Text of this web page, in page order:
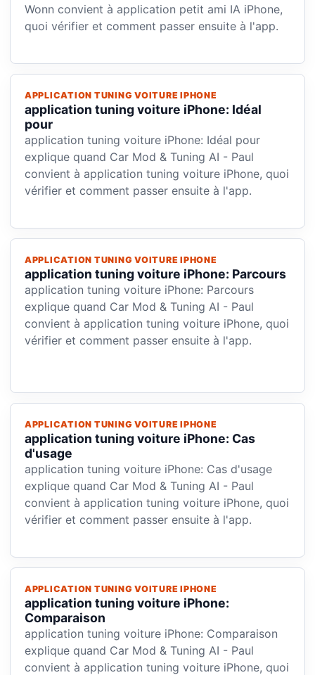
Wonn convient à application petit ami IA iPhone,
quoi vérifier et comment passer ensuite à l'app.
APPLICATION TUNING VOITURE IPHONE
application tuning voiture iPhone: Idéal
pour
application tuning voiture iPhone: Idéal pour
explique quand Car Mod & Tuning AI - Paul
convient à application tuning voiture iPhone, quoi
vérifier et comment passer ensuite à l'app.
APPLICATION TUNING VOITURE IPHONE
application tuning voiture iPhone: Parcours
application tuning voiture iPhone: Parcours
explique quand Car Mod & Tuning AI - Paul
convient à application tuning voiture iPhone, quoi
vérifier et comment passer ensuite à l'app.
APPLICATION TUNING VOITURE IPHONE
application tuning voiture iPhone: Cas
d'usage
application tuning voiture iPhone: Cas d'usage
explique quand Car Mod & Tuning AI - Paul
convient à application tuning voiture iPhone, quoi
vérifier et comment passer ensuite à l'app.
APPLICATION TUNING VOITURE IPHONE
application tuning voiture iPhone:
Comparaison
application tuning voiture iPhone: Comparaison
explique quand Car Mod & Tuning AI - Paul
convient à application tuning voiture iPhone, quoi